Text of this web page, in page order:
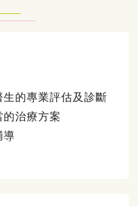
生的專業評估及診斷
治療方案
導